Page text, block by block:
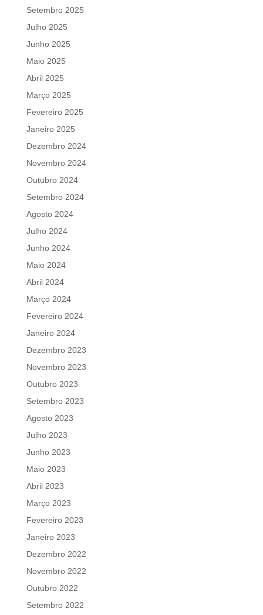
Setembro 2025
Julho 2025
Junho 2025
Maio 2025
Abril 2025
Março 2025
Fevereiro 2025
Janeiro 2025
Dezembro 2024
Novembro 2024
Outubro 2024
Setembro 2024
Agosto 2024
Julho 2024
Junho 2024
Maio 2024
Abril 2024
Março 2024
Fevereiro 2024
Janeiro 2024
Dezembro 2023
Novembro 2023
Outubro 2023
Setembro 2023
Agosto 2023
Julho 2023
Junho 2023
Maio 2023
Abril 2023
Março 2023
Fevereiro 2023
Janeiro 2023
Dezembro 2022
Novembro 2022
Outubro 2022
Setembro 2022